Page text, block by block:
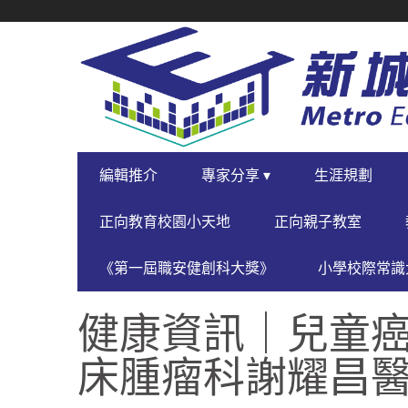
NAVIGATION
PRIMARY
NAVIGATION
編輯推介 專家分享 ▾ 生涯規劃
正向教育校園小天地 正向親子教室
《第一屆職安健創科大獎》 小學校際常
健康資訊｜兒童
床腫瘤科謝耀昌